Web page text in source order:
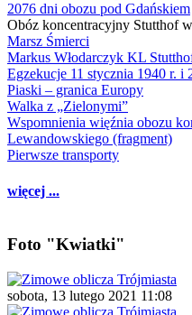
2076 dni obozu pod Gdańskiem
Obóz koncentracyjny Stutthof
Marsz Śmierci
Markus Włodarczyk KL
Egzekucje 11 stycznia 1940 r. i
Piaski – granica Europy
Walka z „Zielonymi”
Wspomnienia więźnia obozu
Lewandowskiego (fragment)
Pierwsze transporty
więcej ...
Foto "Kwiatki"
sobota, 13 lutego 2021 11:08